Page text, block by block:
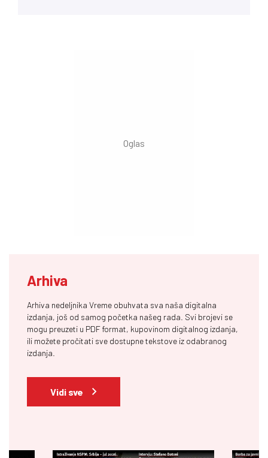
Arhiva
Arhiva nedeljnika Vreme obuhvata sva naša digitalna
izdanja, još od samog početka našeg rada. Svi brojevi se
mogu preuzeti u PDF format, kupovinom digitalnog izdanja,
ili možete pročitati sve dostupne tekstove iz odabranog
izdanja.
Vidi sve